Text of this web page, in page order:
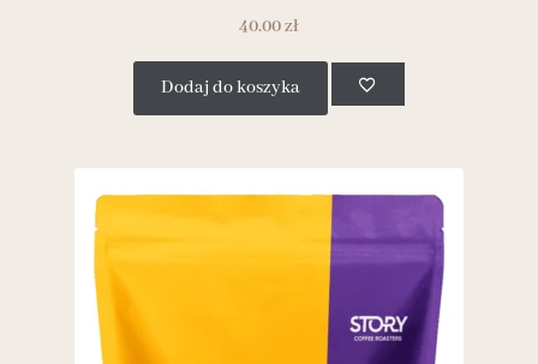
40.00zł
Dodaj do koszyka